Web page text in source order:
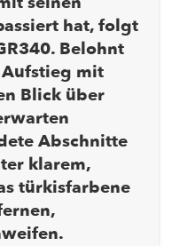
hat, folgt
Belohnt
mit
Blick über
Abschnitte
klarem,
türkisfarbene